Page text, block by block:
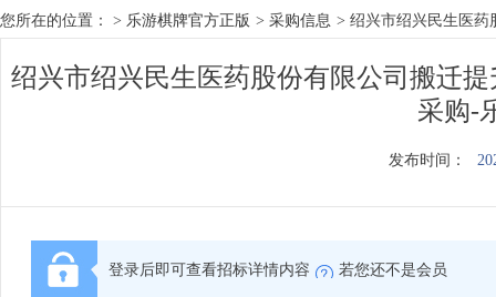
您所在的位置： > 乐游棋牌官方正版 > 采购信息 > 绍兴市绍兴民生医药
绍兴市绍兴民生医药股份有限公司搬迁
采购-
发布时间：
登录后即可查看招标详情内容 若您还不是会员